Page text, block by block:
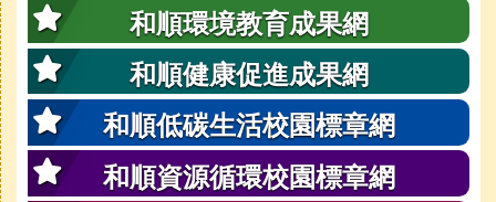
和順環境教育成果網
和順健康促進成果網
和順低碳生活校園標章網
和順資源循環校園標章網